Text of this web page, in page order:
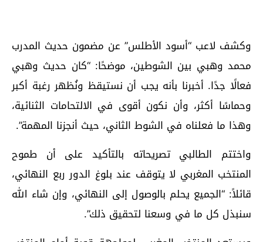
وكشف لاعب “أسود الأطلس” عن مضمون حديث المدرب
محمد وهبي بين الشوطين، موضحًا: “كان حديث وهبي
فعالًا جدًا. أخبرنا بأنه يجب أن نستيقظ ونُظهر رغبة أكبر
وحماسًا أكثر، وأن نكون أقوى في الالتحامات الثنائية،
وهذا ما فعلناه في الشوط الثاني، حيث أنجزنا المهمة”.
واختتم الطالبي تصريحاته بالتأكيد على أن طموح
المنتخب المغربي لا يتوقف عند بلوغ الدور ربع النهائي،
قائلاً: “الجميع يحلم بالوصول إلى النهائي، وإن شاء الله
سنبذل كل ما في وسعنا لتحقيق ذلك”.